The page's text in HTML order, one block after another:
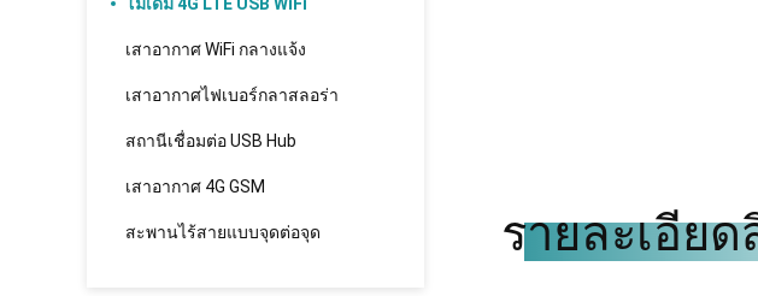
เสาอากาศ WiFi กลางแจ้ง
เสาอากาศไฟเบอร์กลาสลอร่า
สถานีเชื่อมต่อ USB Hub
เสาอากาศ 4G GSM
สะพานไร้สายแบบจุดต่อจุด รายละเอีย